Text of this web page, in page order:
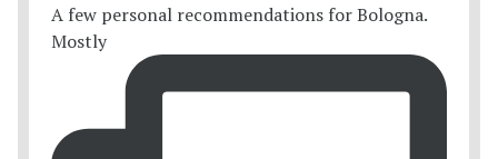
A few personal recommendations for Bologna.
Mostly